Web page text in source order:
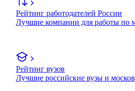
Рейтинг работодателей России
Лучшие компании для работы по
Рейтинг вузов
Лучшие российские вузы и